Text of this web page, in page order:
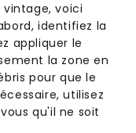
vintage, voici
identifiez la
appliquer le
la zone en
pour que le
utilisez
qu'il ne soit